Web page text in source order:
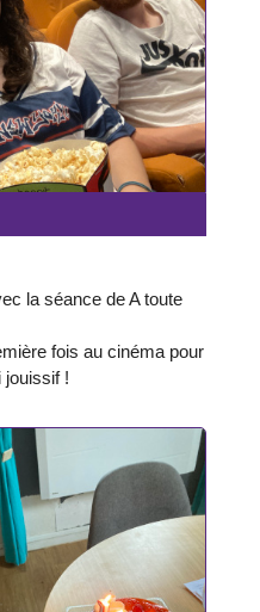
la séance de A toute
fois au cinéma pour
jouissif !